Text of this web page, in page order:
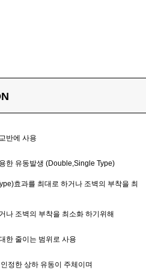
반에 사용
한 유동발생 (Double,Single Type)
효과를 최대로 하거나 조벽의 부착을 최
나 조벽의 부착을 최소화 하기위해
한 줄이는 범위로 사용
정한 상하 유동이 주체이며